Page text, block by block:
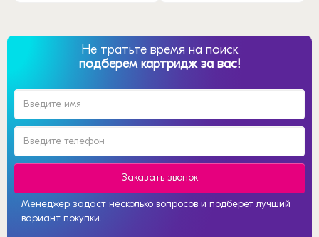
Не тратьте время на поиск
подберем картридж за вас!
Заказать звонок
Менеджер задаст несколько вопросов и подберет лучший
вариант покупки.